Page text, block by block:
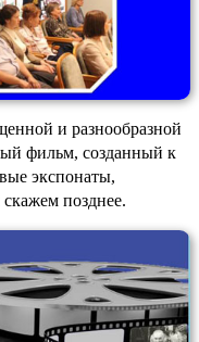
и разнообразной
фильм, созданный к
экспонаты,
позднее.